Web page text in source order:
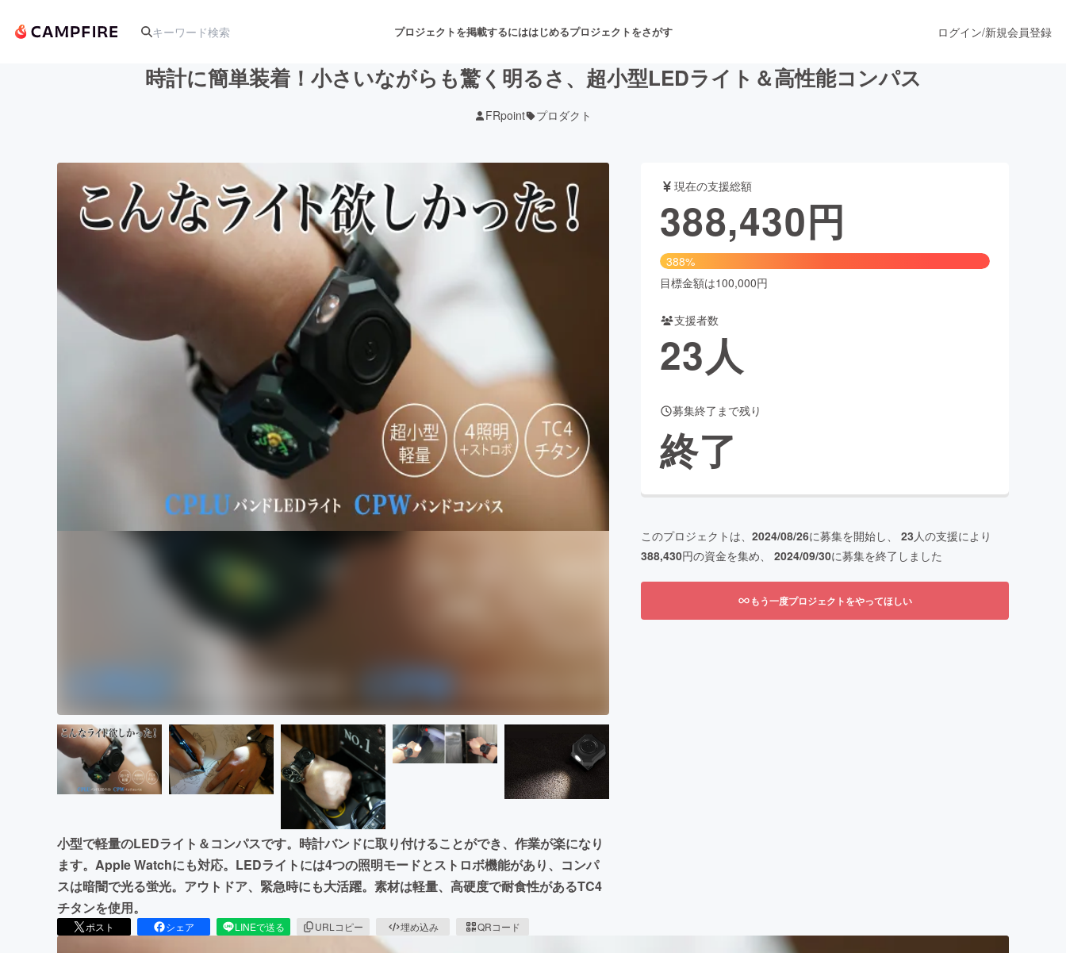
プロジェクトを掲載するにははじめるプロジェクトをさがす
アート・写真 音楽 舞台・パフォーマンス
テクノロジー・ガジェット ゲーム・サービス開発 ファッション
書籍・雑誌出版
チャレンジ ビューティー・ヘルスケア
まちづくり・地域活性化
CAMPFIRE for Social GoodCAMPFIRE Creation
CAMPFIREふるさと納税machi-yaコミュニティ
ログイン/新規会員登録
時計に簡単装着！小さいながらも驚く明るさ、超小型LEDライト＆高性能コンパス
FRpoint プロダクト
小型で軽量のLEDライト＆コンパスです。時計バンドに取り付けることができ、作業が楽になり
ます。Apple Watchにも対応。LEDライトには4つの照明モードとストロボ機能があり、コンパ
スは暗闇で光る蛍光。アウトドア、緊急時にも大活躍。素材は軽量、高硬度で耐食性があるTC4
チタンを使用。
ポスト シェア LINEで送る URLコピー 埋め込み QRコード
現在の支援総額
388,430円
388%
目標金額は100,000円
支援者数
23人
募集終了まで残り
終了
このプロジェクトは、 2024/08/26に募集を開始し、 23人の支援により
388,430円の資金を集め、 2024/09/30に募集を終了しました
もう一度プロジェクトをやってほしい